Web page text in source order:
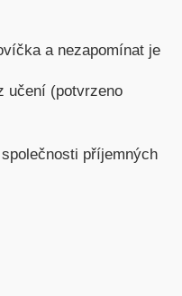
a nezapomínat je
učení (potvrzeno
příjemných